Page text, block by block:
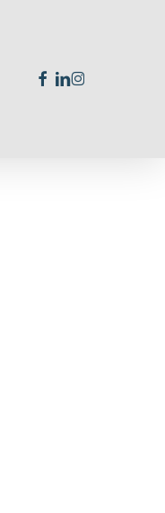
facebook
linkedin
instagram